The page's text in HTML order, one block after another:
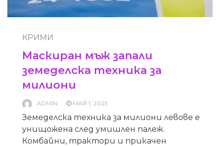
КРИМИ
Маскиран мъж запали
земеделска техника за
милиони
ADMIN МАЙ 1, 2025
Земеделска техника за милиони левове е
унищожена след умишлен палеж.
Комбайни, трактори и прикачен